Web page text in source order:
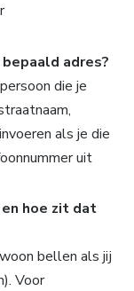
adres?
die je
als je die
uit
hoe zit dat
bellen als jij
Voor